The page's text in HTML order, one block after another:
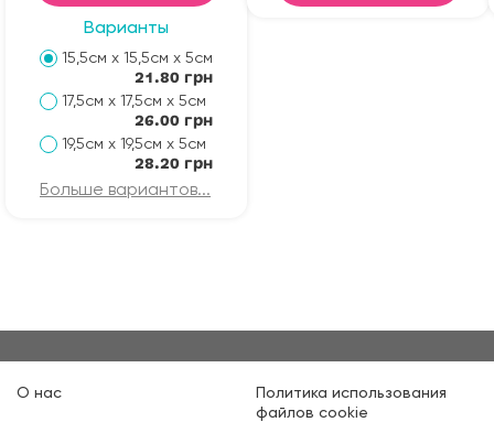
Варианты
15,5см х 15,5см х 5см
21.80 грн
17,5см х 17,5см х 5см
26.00 грн
19,5см х 19,5см х 5см
28.20 грн
Больше вариантов...
О нас
Политика использования
файлов cookie